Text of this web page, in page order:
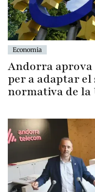
Economia
Andorra
per a adaptar
normativa de la